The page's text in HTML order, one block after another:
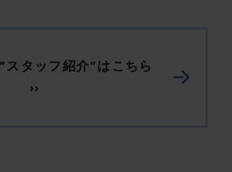
スタッフ紹介”はこちら
››